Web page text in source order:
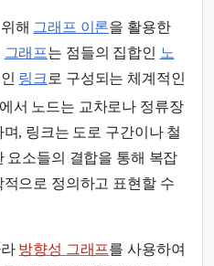
해 그래프 이론을 활용한
그래프는 점들의 집합인 노
링크 로 구성되는 체계적인
서 노드는 교차로나 정류장
, 링크는 도로 구간이나 철
요소들의 결합을 통해 복잡
으로 정의하고 표현할 수
방향성 그래프를 사용하여